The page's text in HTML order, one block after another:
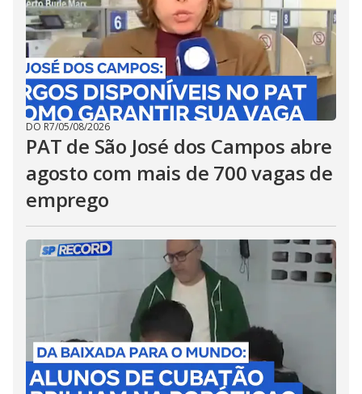
DO R7/05/08/2026
PAT de São José dos Campos abre
agosto com mais de 700 vagas de
emprego